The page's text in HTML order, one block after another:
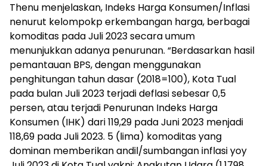
Thenu menjelaskan, Indeks Harga Konsumen/Inflasi
nenurut kelompokp erkembangan harga, berbagai
komoditas pada Juli 2023 secara umum
menunjukkan adanya penurunan. “Berdasarkan hasil
pemantauan BPS, dengan menggunakan
penghitungan tahun dasar (2018=100), Kota Tual
pada bulan Juli 2023 terjadi deflasi sebesar 0,5
persen, atau terjadi Penurunan Indeks Harga
Konsumen (IHK) dari 119,29 pada Juni 2023 menjadi
118,69 pada Juli 2023. 5 (lima) komoditas yang
dominan memberikan andil/sumbangan inflasi yoy